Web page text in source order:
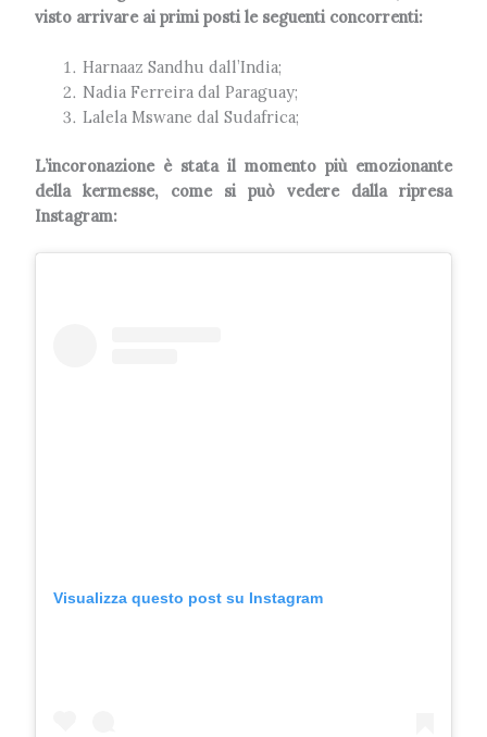
visto arrivare ai primi posti le seguenti concorrenti:
Harnaaz Sandhu dall’India;
Nadia Ferreira dal Paraguay;
Lalela Mswane dal Sudafrica;
L’incoronazione è stata il momento più emozionante
della kermesse, come si può vedere dalla ripresa
Instagram:
Visualizza questo post su Instagram